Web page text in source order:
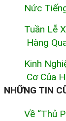
Nức
Tuần Lễ
Hàng
Kinh
Cơ Của
NHỮNG TIN
Về “thủ